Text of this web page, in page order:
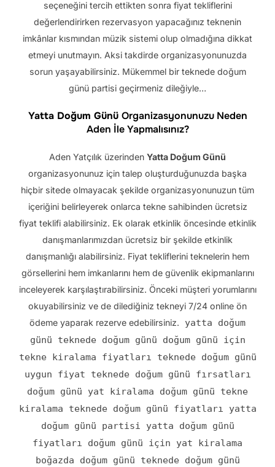
seçeneğini tercih ettikten sonra fiyat tekliflerini
değerlendirirken rezervasyon yapacağınız teknenin
imkânlar kısmından müzik sistemi olup olmadığına dikkat
etmeyi unutmayın. Aksi takdirde organizasyonunuzda
sorun yaşayabilirsiniz. Mükemmel bir teknede doğum
günü partisi geçirmeniz dileğiyle…
Yatta Doğum Günü Organizasyonunuzu Neden
Aden İle Yapmalısınız?
Aden Yatçılık üzerinden Yatta Doğum Günü
organizasyonunuz için talep oluşturduğunuzda başka
hiçbir sitede olmayacak şekilde organizasyonunuzun tüm
içeriğini belirleyerek onlarca tekne sahibinden ücretsiz
fiyat teklifi alabilirsiniz. Ek olarak etkinlik öncesinde etkinlik
danışmanlarımızdan ücretsiz bir şekilde etkinlik
danışmanlığı alabilirsiniz. Fiyat tekliflerini teknelerin hem
görsellerini hem imkanlarını hem de güvenlik ekipmanlarını
inceleyerek karşılaştırabilirsiniz. Önceki müşteri yorumlarını
okuyabilirsiniz ve de dilediğiniz tekneyi 7/24 online ön
ödeme yaparak rezerve edebilirsiniz. yatta doğum
günü teknede doğum günü doğum günü için
tekne kiralama fiyatları teknede doğum günü
uygun fiyat teknede doğum günü fırsatları
doğum günü yat kiralama doğum günü tekne
kiralama teknede doğum günü fiyatları yatta
doğum günü partisi yatta doğum günü
fiyatları doğum günü için yat kiralama
boğazda doğum günü teknede doğum günü